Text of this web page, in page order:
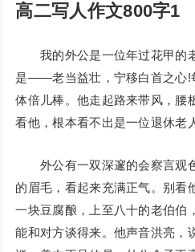
高二写人作文800字1
我的外公是一位年过花甲的
是——老当益壮，宁移白首之心!
体倍儿棒。他走起路来带风，腰
看他，根本看不出是一位退休老
外公有一双深邃的会察言观
的眉毛，看起来充满正气。别看
一块豆腐酿，上至八十的老伯伯
能和对方谈得来。他声音洪亮，